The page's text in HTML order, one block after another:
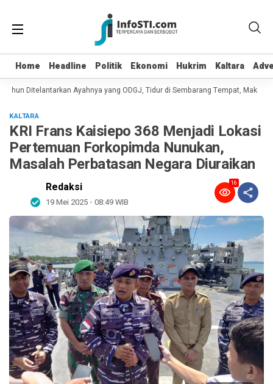
Home Headline Politik Ekonomi Hukrim Kaltara
Home Headline Politik Ekonomi Hukrim Kaltara
Ditelantarkan Ayahnya yang ODGJ, Tidur di Sembarang Tempat, Makan
KALTARA
KRI Frans Kaisiepo 368 Menjadi Lokasi
Pertemuan Forkopimda Nunukan,
Masalah Perbatasan Negara Diuraikan
Redaksi
19 Mei 2025 - 08:49 WIB
16